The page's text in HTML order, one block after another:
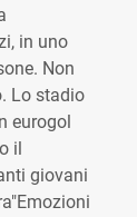
in uno
Non
Lo stadio
eurogol
il
giovani